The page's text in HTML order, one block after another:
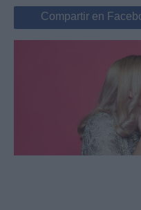
Compartir en